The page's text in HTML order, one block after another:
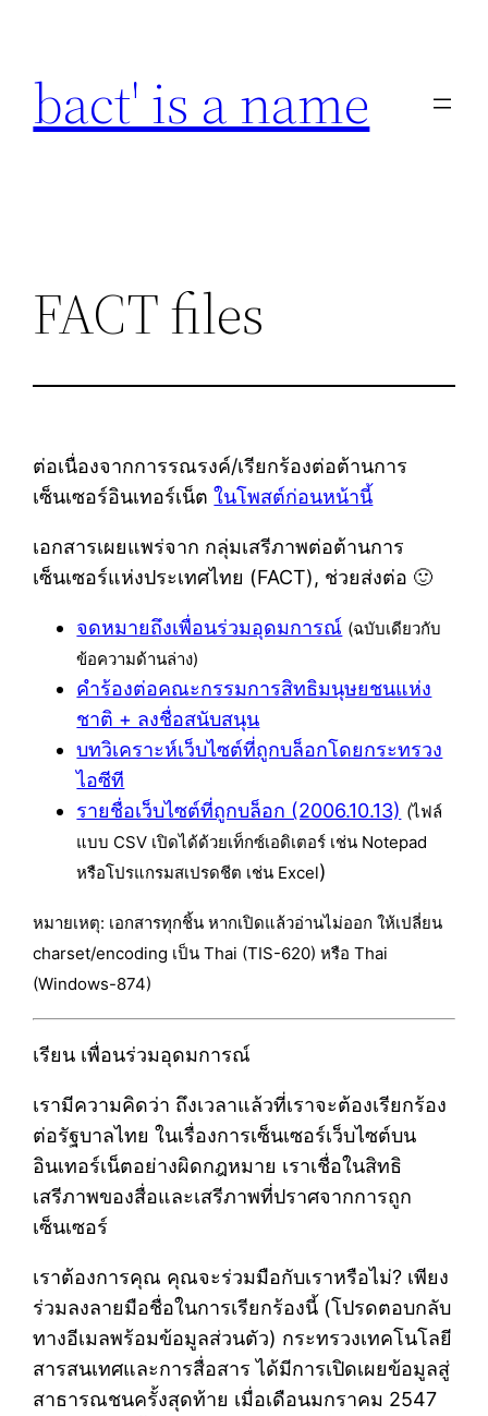
content
bact' is a name
FACT files
ต่อเนื่องจากการรณรงค์/เรียกร้องต่อต้านการ
เซ็นเซอร์อินเทอร์เน็ตในโพสต์ก่อนหน้านี้
เอกสารเผยแพร่จาก กลุ่มเสรีภาพต่อต้านการ
เซ็นเซอร์แห่งประเทศไทย (FACT), ช่วยส่งต่อ 🙂
จดหมายถึงเพื่อนร่วมอุดมการณ์ (ฉบับเดียวกับ
ข้อความด้านล่าง)
คำร้องต่อคณะกรรมการสิทธิมนุษยชนแห่ง
ชาติ + ลงชื่อสนับสนุน
บทวิเคราะห์เว็บไซต์ที่ถูกบล็อกโดยกระทรวง
ไอซีที
รายชื่อเว็บไซต์ที่ถูกบล็อก (2006.10.13) (ไฟล์
แบบ CSV เปิดได้ด้วยเท็กซ์เอดิเตอร์ เช่น Notepad
หรือโปรแกรมสเปรดชีต เช่น Excel)
หมายเหตุ: เอกสารทุกชิ้น หากเปิดแล้วอ่านไม่ออก ให้เปลี่ยน
charset/encoding เป็น Thai (TIS-620) หรือ Thai
(Windows-874)
เรียน เพื่อนร่วมอุดมการณ์
เรามีความคิดว่า ถึงเวลาแล้วที่เราจะต้องเรียกร้อง
ต่อรัฐบาลไทย ในเรื่องการเซ็นเซอร์เว็บไซต์บน
อินเทอร์เน็ตอย่างผิดกฎหมาย เราเชื่อในสิทธิ
เสรีภาพของสื่อและเสรีภาพที่ปราศจากการถูก
เซ็นเซอร์
เราต้องการคุณ คุณจะร่วมมือกับเราหรือไม่? เพียง
ร่วมลงลายมือชื่อในการเรียกร้องนี้ (โปรดตอบกลับ
ทางอีเมลพร้อมข้อมูลส่วนตัว) กระทรวงเทคโนโลยี
สารสนเทศและการสื่อสาร ได้มีการเปิดเผยข้อมูลสู่
สาธารณชนครั้งสุดท้าย เมื่อเดือนมกราคม 2547